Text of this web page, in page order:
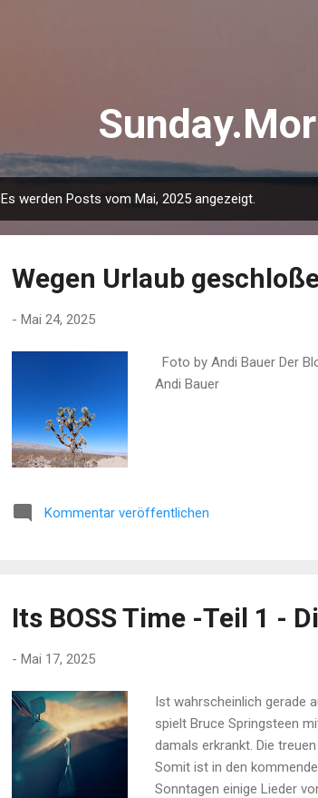
Es werden Posts vom Mai, 2025 angezeigt.
Wegen Urlaub
- Mai 24, 2025
Foto by Andi Bauer Der
Andi Bauer
Kommentar veröffentlichen
Its BOSS Time -Teil 1 -
- Mai 17, 2025
Ist wahrscheinlich gerade
spielt Bruce Springsteen
damals erkrankt. Die
Somit ist in den
Sonntagen einige Lieder